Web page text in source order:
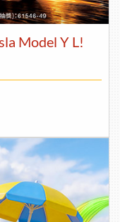
Model Y L!